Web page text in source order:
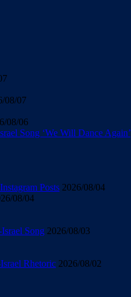
08/07
08/06
Song ‘We Will Dance Again’
Posts 2026/08/04
08/04
Song 2026/08/03
Rhetoric 2026/08/02